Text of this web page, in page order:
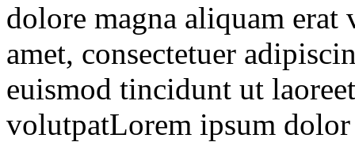
dolore magna aliquam
amet, consectetuer
euismod tincidunt ut
volutpatLorem ipsum